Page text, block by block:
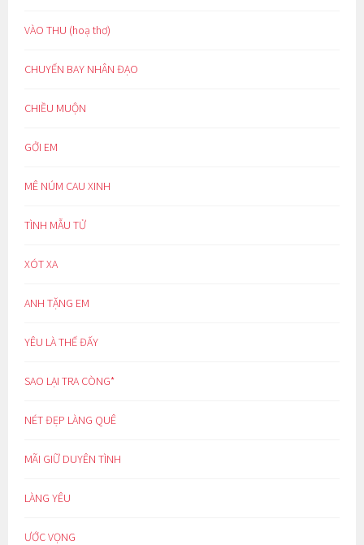
VÀO THU (hoạ thơ)
CHUYẾN BAY NHÂN ĐẠO
CHIỀU MUỘN
GỞI EM
MÊ NÚM CAU XINH
TÌNH MẪU TỬ
XÓT XA
ANH TẶNG EM
YÊU LÀ THẾ ĐẤY
SAO LẠI TRA CÒNG*
NÉT ĐẸP LÀNG QUÊ
MÃI GIỮ DUYÊN TÌNH
LÀNG YÊU
ƯỚC VỌNG